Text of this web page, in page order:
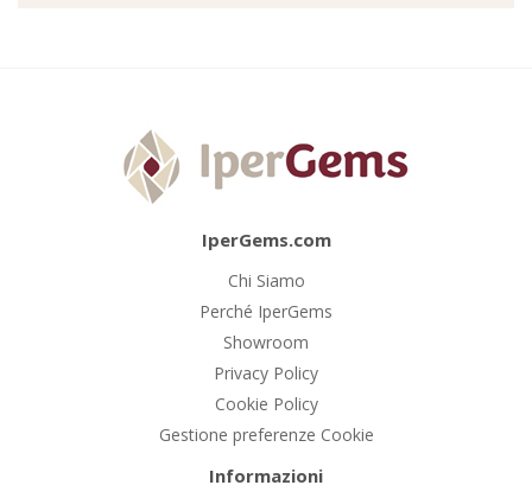
IperGems.com
Chi Siamo
Perché IperGems
Showroom
Privacy Policy
Cookie Policy
Gestione preferenze Cookie
Informazioni